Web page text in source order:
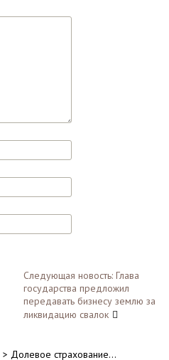
Следующая новость: Глава
государства предложил
передавать бизнесу землю за
ликвидацию свалок
> Долевое страхование…